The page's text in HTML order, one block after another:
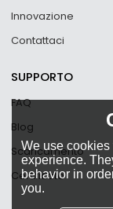
Innovazione
Contattaci
SUPPORTO
FAQ
Blog
Scaricamento
Certificato
We use
experience.
behavior in
you.